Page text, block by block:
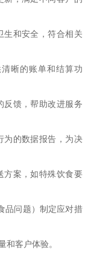
生和安全，符合相关
晰的账单和结算功
反馈，帮助改进服务
为的数据报告，为决
方案，如特殊饮食要
品问题）制定应对措
和客户体验。